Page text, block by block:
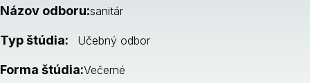
Názov odboru:sanitár
Typ štúdia: Učebný odbor
Forma štúdia:Večerné